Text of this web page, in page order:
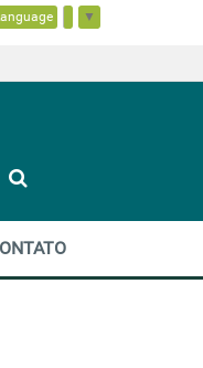
▼